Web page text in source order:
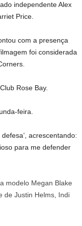
independente Alex
Price.
com a presença
foi considerada
Rose Bay.
feira.
acrescentando:
para me defender